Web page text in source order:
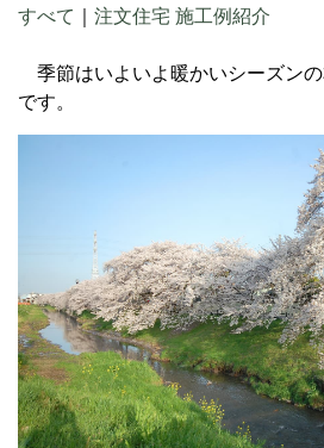
すべて
注文住宅 施工例紹介
季節はいよいよ暖かいシーズン
です。